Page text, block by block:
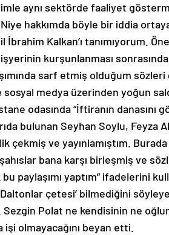
aynı sektörde faaliyet
hakkımda böyle bir iddia
İbrahim Kalkan’ı tanımıyorum.
işyerinin kurşunlanması
sarf etmiş olduğum
medya üzerinden yoğun
odasında “İftiranın
bulunan Seyhan Soylu, Feyza
çekmiş ve yayınlamıştım.
bana karşı birleşmiş ve
paylaşımı yaptım” ifadelerini
‘Daltonlar çetesi’ bilmediğini
Polat ne kendisinin ne
olmayacağını beyan etti.